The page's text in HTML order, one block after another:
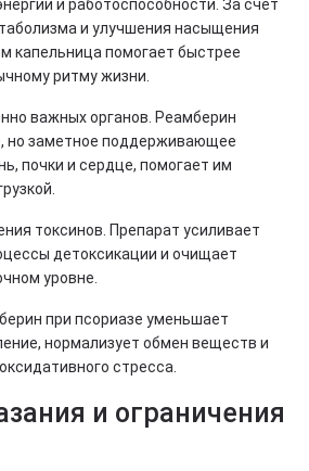
и работоспособности. За счет
и улучшения насыщения
капельница помогает быстрее
ритму жизни.
важных органов. Реамберин
но заметное поддерживающее
почки и сердце, помогает им
токсинов. Препарат усиливает
детоксикации и очищает
уровне.
при псориазе уменьшает
нормализует обмен веществ и
стресса.
и ограничения